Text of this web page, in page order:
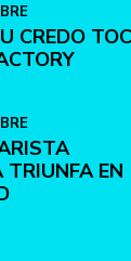
CREDO
TRIUNFA EN